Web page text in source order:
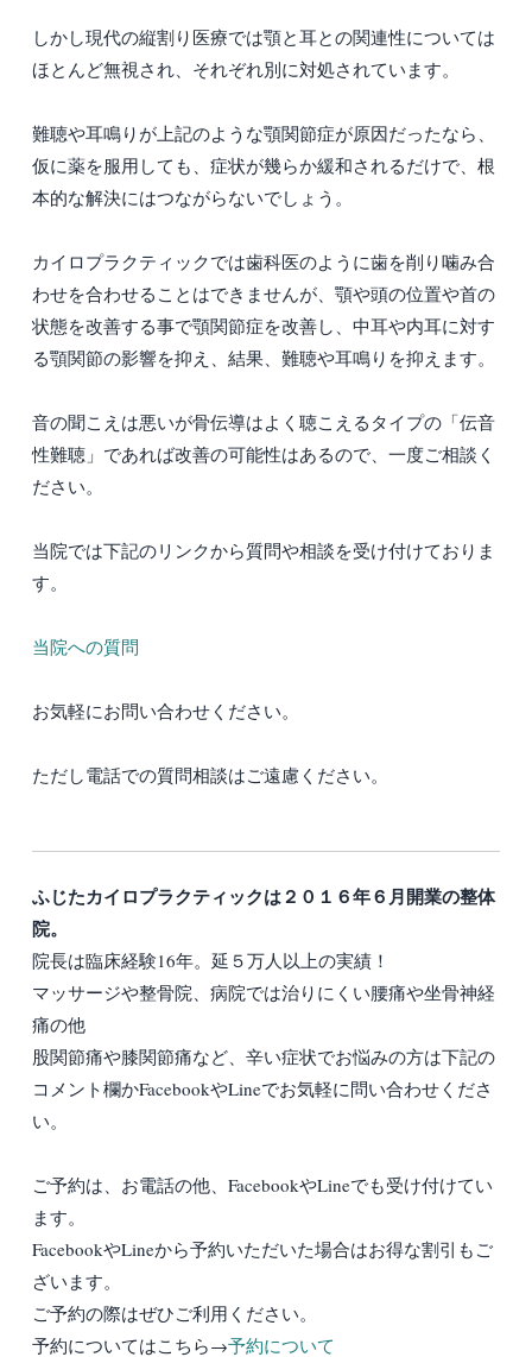
しかし現代の縦割り医療では顎と耳との関連性については
ほとんど無視され、それぞれ別に対処されています。
難聴や耳鳴りが上記のような顎関節症が原因だったなら、
仮に薬を服用しても、症状が幾らか緩和されるだけで、根
本的な解決にはつながらないでしょう。
カイロプラクティックでは歯科医のように歯を削り噛み合
わせを合わせることはできませんが、顎や頭の位置や首の
状態を改善する事で顎関節症を改善し、中耳や内耳に対す
る顎関節の影響を抑え、結果、難聴や耳鳴りを抑えます。
音の聞こえは悪いが骨伝導はよく聴こえるタイプの「伝音
性難聴」であれば改善の可能性はあるので、一度ご相談く
ださい。
当院では下記のリンクから質問や相談を受け付けておりま
す。
当院への質問
お気軽にお問い合わせください。
ただし電話での質問相談はご遠慮ください。
ふじたカイロプラクティックは２０１６年６月開業の整体
院。
院長は臨床経験16年。延５万人以上の実績！
マッサージや整骨院、病院では治りにくい腰痛や坐骨神経
痛の他
股関節痛や膝関節痛など、辛い症状でお悩みの方は下記の
コメント欄かFacebookやLineでお気軽に問い合わせくださ
い。
ご予約は、お電話の他、FacebookやLineでも受け付けてい
ます。
FacebookやLineから予約いただいた場合はお得な割引もご
ざいます。
ご予約の際はぜひご利用ください。
予約についてはこちら→予約について